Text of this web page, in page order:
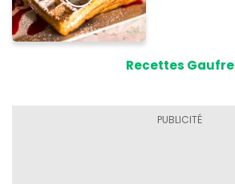
Recettes Gaufre